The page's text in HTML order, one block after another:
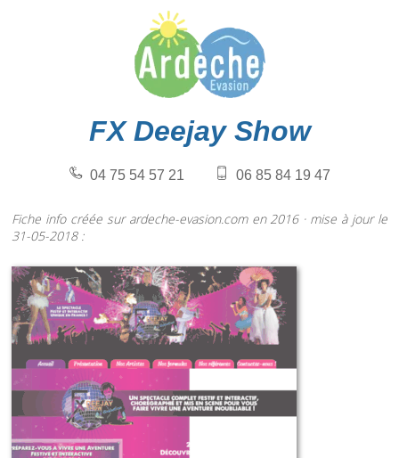
FX Deejay Show
04 75 54 57 21 06 85 84 19 47
Fiche info créée sur ardeche-evasion.com en 2016 · mise à jour le
31-05-2018 :